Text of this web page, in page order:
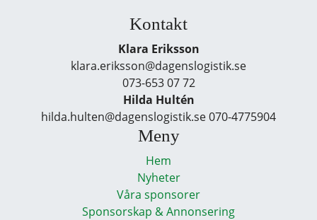
Kontakt
Klara Eriksson
klara.eriksson@dagenslogistik.se
073-653 07 72
Hilda Hultén
hilda.hulten@dagenslogistik.se 070-4775904
Meny
Hem
Nyheter
Våra sponsorer
Sponsorskap & Annonsering